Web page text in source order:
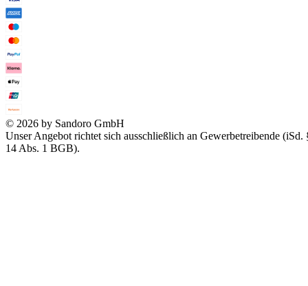
© 2026 by Sandoro GmbH
Unser Angebot richtet sich ausschließlich an Gewerbetreibende (iSd.
14 Abs. 1 BGB).